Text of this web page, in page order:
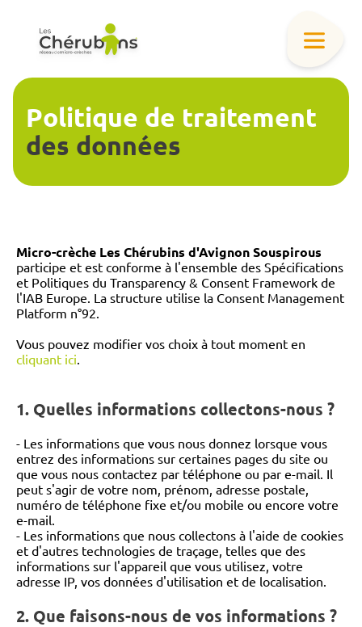
Politique de traitement
des données
Micro-crèche Les Chérubins d'Avignon Souspirous
participe et est conforme à l'ensemble des Spécifications
et Politiques du Transparency & Consent Framework de
l'IAB Europe. La structure utilise la Consent Management
Platform n°92.
Vous pouvez modifier vos choix à tout moment en
cliquant ici.
1. Quelles informations collectons-nous ?
- Les informations que vous nous donnez lorsque vous
entrez des informations sur certaines pages du site ou
que vous nous contactez par téléphone ou par e-mail. Il
peut s'agir de votre nom, prénom, adresse postale,
numéro de téléphone fixe et/ou mobile ou encore votre
e-mail.
- Les informations que nous collectons à l'aide de cookies
et d'autres technologies de traçage, telles que des
informations sur l'appareil que vous utilisez, votre
adresse IP, vos données d'utilisation et de localisation.
2. Que faisons-nous de vos informations ?